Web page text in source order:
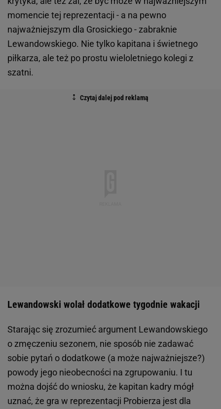
momencie tej reprezentacji - a na pewno
najważniejszym dla Grosickiego - zabraknie
Lewandowskiego. Nie tylko kapitana i świetnego
piłkarza, ale też po prostu wieloletniego kolegi z
szatni.
Lewandowski wolał dodatkowe tygodnie wakacji
Starając się zrozumieć argument Lewandowskiego
o zmęczeniu sezonem, nie sposób nie zadawać
sobie pytań o dodatkowe (a może najważniejsze?)
powody jego nieobecności na zgrupowaniu. I tu
można dojść do wniosku, że kapitan kadry mógł
uznać, że gra w reprezentacji Probierza jest dla